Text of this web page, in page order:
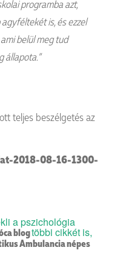
programba azt,
is, és ezzel
belül meg tud
állapota.”
teljes beszélgetés az
2018-08-16-1300-
a pszichológia
blogtöbbi cikkét is,
Ambulancia népes